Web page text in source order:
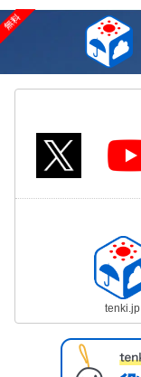
tenki.jp